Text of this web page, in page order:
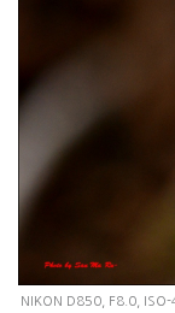
NIKON D850, F8.0,